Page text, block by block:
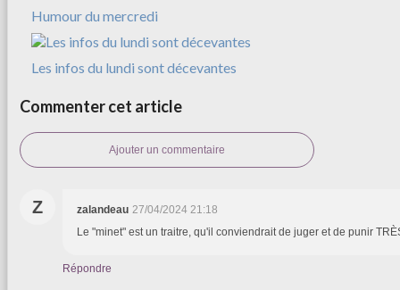
Humour du mercredi
Les infos du lundi sont décevantes
Commenter cet article
Ajouter un commentaire
Z zalandeau 27/04/2024 21:18
Le "minet" est un traitre, qu'il conviendrait de juger et de punir
Répondre